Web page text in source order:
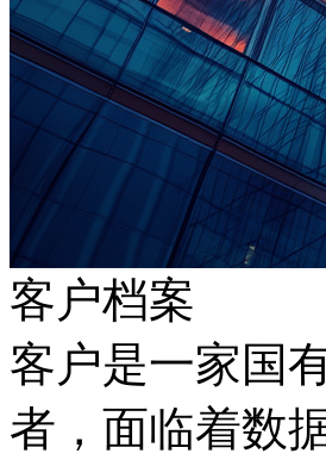
客户档案
客户是一家国
者，面临着